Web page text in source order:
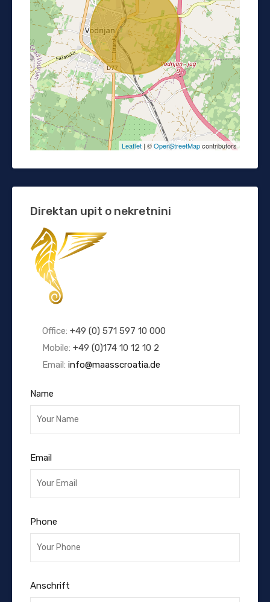
Leaflet| ©OpenStreetMapcontributors
Direktan upit o nekretnini
Office: +49 (0) 571 597 10 000
Mobile: +49 (0)174 10 12 10 2
Email: info@maasscroatia.de
Name
Email
Phone
Anschrift